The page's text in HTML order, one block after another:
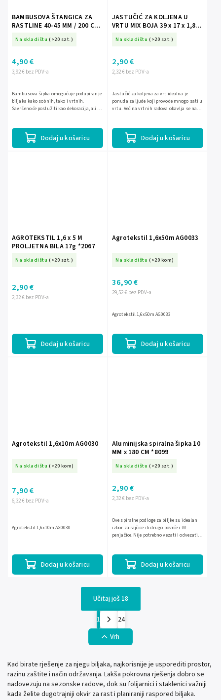
BAMBUSOVA ŠTANGICA ZA
RASTLINE 40-45 MM / 200 CM
Na skladištu (>20 szt.)
3,92 € bez PDV-a
4,90 €
Dodaj u košaricu
Bambusova šipka omogućuje podupiranje
biljaka kako sobnih, tako i vrtnih.
Savršeno će poslužiti kao dekoracija, ali i
JASTUČIĆ ZA KOLJENA U
VRTU MIX BOJA 39 x 17 x 1,8
Na skladištu (>20 szt.)
2,32 € bez PDV-a
2,90 €
Dodaj u košaricu
Jastučić za koljena za vrt idealna je
ponuda za ljude koji provode mnogo sati u
vrtu. Većina vrtnih radova obavlja se na
AGROTEKSTIL 1,6 x 5 M
PROLJETNA BILA 17g *2067
Na skladištu (>20 szt.)
2,32 € bez PDV-a
2,90 €
Dodaj u košaricu
Agrotekstil 1,6x50m AG0033
Na skladištu (>20 kom)
29,52 € bez PDV-a
36,90 €
Dodaj u košaricu
Agrotekstil 1,6x50m AG0033
Agrotekstil 1,6x10m AG0030
Na skladištu (>20 kom)
6,32 € bez PDV-a
7,90 €
Dodaj u košaricu
Agrotekstil 1,6x10m AG0030
Aluminijska spiralna šipka 10
MM x 180 CM *8099
Na skladištu (>20 szt.)
2,32 € bez PDV-a
2,90 €
Dodaj u košaricu
Ove spiralne podloge za biljke su idealan
izbor za rajčice ili drugo povrće i ##
penjačice. Nije potrebno vezati i odvezati
Učitaj još 18
1
24
Vrh
Kad birate rješenje za njegu biljaka, najkorisnije je usporediti prostor,
razinu zaštite i način održavanja. Lakša pokrovna rješenja dobro se
nadovezuju na sezonske radove, dok su folijarnici i staklenici važniji
kada želite dugotrajniji okvir za rast i planiraniji raspored biljaka.